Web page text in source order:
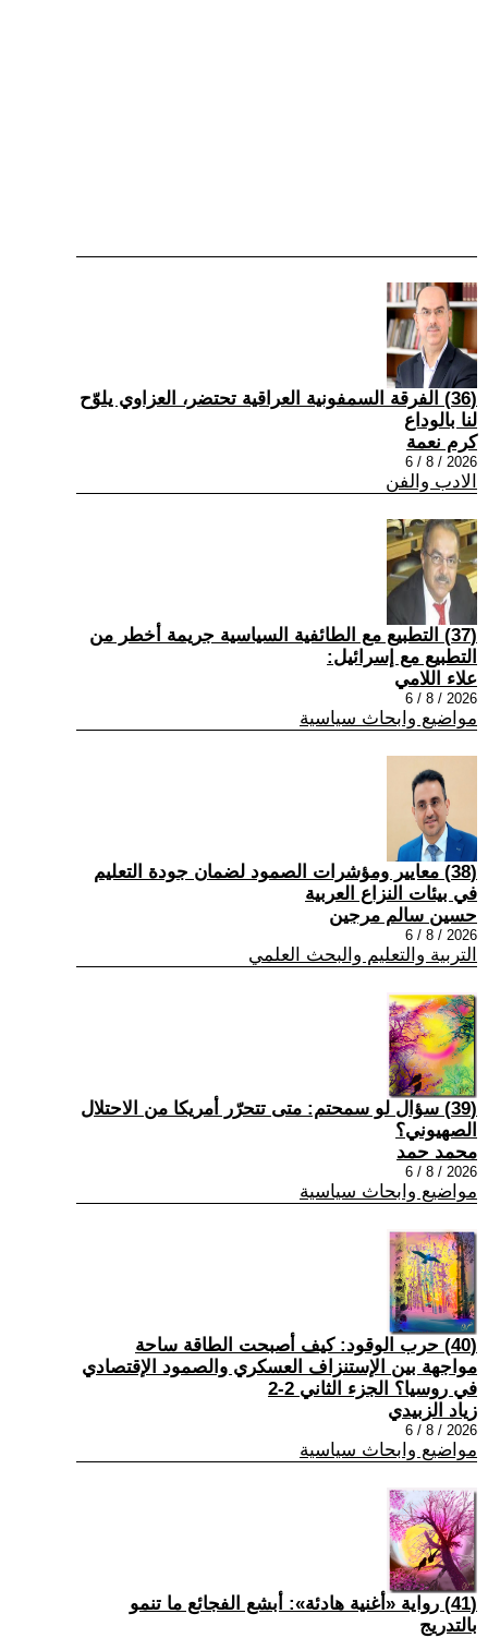
(36) الفرقة السمفونية العراقية تحتضر، العزاوي يلوّح
لنا بالوداع
كرم نعمة
2026 / 8 / 6
الادب والفن
(37) التطبيع مع الطائفية السياسية جريمة أخطر من
التطبيع مع إسرائيل:
علاء اللامي
2026 / 8 / 6
مواضيع وابحاث سياسية
(38) معايير ومؤشرات الصمود لضمان جودة التعليم
في بيئات النزاع العربية
حسين سالم مرجين
2026 / 8 / 6
التربية والتعليم والبحث العلمي
(39) سؤال لو سمحتم: متى تتحرّر أمريكا من الاحتلال
الصهيوني؟
محمد حمد
2026 / 8 / 6
مواضيع وابحاث سياسية
(40) حرب الوقود: كيف أصبحت الطاقة ساحة
مواجهة بين الإستنزاف العسكري والصمود الإقتصادي
في روسيا؟ الجزء الثاني 2-2
زياد الزبيدي
2026 / 8 / 6
مواضيع وابحاث سياسية
(41) رواية «أغنية هادئة»: أبشع الفجائع ما تنمو
بالتدريج